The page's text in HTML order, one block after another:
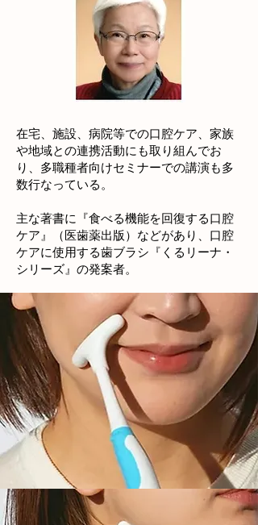
在宅、施設、病院等での口腔ケア、家族
や地域との連携活動にも取り組んでお
り、多職種者向けセミナーでの講演も多
数行なっている。
主な著書に『食べる機能を回復する口腔
ケア』（医歯薬出版）などがあり、口腔
ケアに使用する歯ブラシ『くるリーナ・
シリーズ』の発案者。